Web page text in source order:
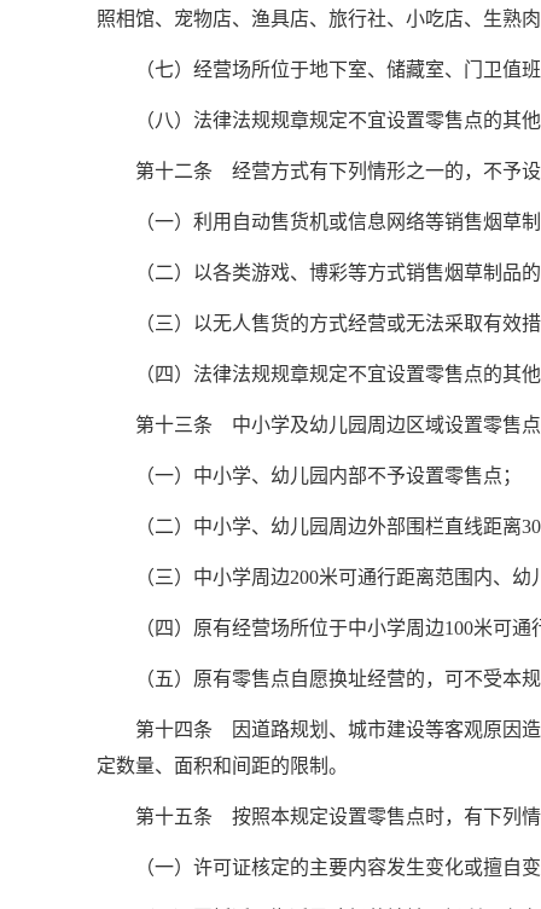
照相馆、宠物店、渔具店、旅行社、小吃店、生熟
（七）经营场所位于地下室、储藏室、门卫值
（八）法律法规规章规定不宜设置零售点的其
第十二条 经营方式有下列情形之一的，不予
（一）利用自动售货机或信息网络等销售烟草
（二）以各类游戏、博彩等方式销售烟草制品
（三）以无人售货的方式经营或无法采取有效
（四）法律法规规章规定不宜设置零售点的其
第十三条 中小学及幼儿园周边区域设置零售
（一）中小学、幼儿园内部不予设置零售点；
（二）中小学、幼儿园周边外部围栏直线距离
（三）中小学周边200米可通行距离范围内、
（四）原有经营场所位于中小学周边100米可
（五）原有零售点自愿换址经营的，可不受本
第十四条 因道路规划、城市建设等客观原因
定数量、面积和间距的限制。
第十五条 按照本规定设置零售点时，有下列
（一）许可证核定的主要内容发生变化或擅自